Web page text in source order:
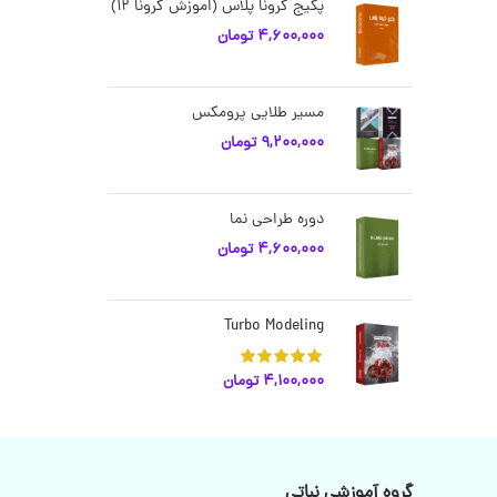
پکیج کرونا پلاس (اموزش کرونا 12)
4,600,000 تومان
مسیر طلایی پرومکس
9,200,000 تومان
دوره طراحی نما
4,600,000 تومان
Turbo Modeling
4,100,000 تومان